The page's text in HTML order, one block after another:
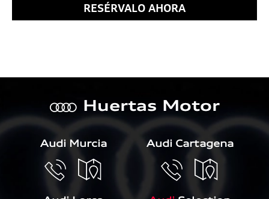
RESÉRVALO AHORA
a Huertas Motor
Audi Murcia Audi Cartagena